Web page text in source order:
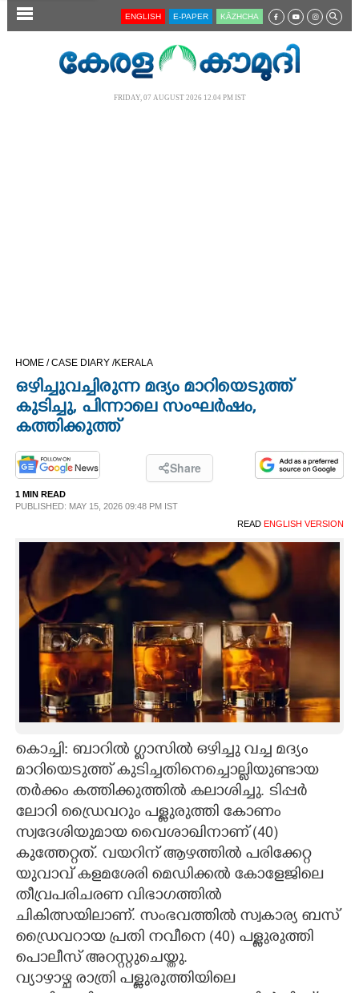
SECTIONS
OPINION
PHOTOS
LIFESTYLE
SPIRITUAL
INFO+
ART
ASTRO
CARTOONS
LITERATURE
ZOOM
CONTACT US
ENGLISH E-PAPER KĀZHCHA
FRIDAY, 07 AUGUST 2026 12.04 PM IST
HOME /CASE DIARY /KERALA
ഒഴിച്ചുവച്ചിരുന്ന മദ്യം മാറിയെടുത്ത്
കുടിച്ചു, പിന്നാലെ സംഘർഷം,
കത്തിക്കുത്ത്
Share
1 MIN READ
PUBLISHED: MAY 15, 2026 09:48 PM IST
READ ENGLISH VERSION
കൊച്ചി: ബാറിൽ ഗ്ലാസിൽ ഒഴിച്ചു വച്ച മദ്യം
മാറിയെടുത്ത് കുടിച്ചതിനെച്ചൊല്ലിയുണ്ടായ
തർക്കം കത്തിക്കുത്തിൽ കലാശിച്ചു. ടിപ്പർ
ലോറി ഡ്രൈവറും പള്ളുരുത്തി കോണം
സ്വദേശിയുമായ വൈശാഖിനാണ് (40)
കുത്തേറ്റത്. വയറിന് ആഴത്തിൽ പരിക്കേറ്റ
യുവാവ് കളമശേരി മെഡിക്കൽ കോളേജിലെ
തീവ്രപരിചരണ വിഭാഗത്തിൽ
ചികിത്സയിലാണ്. സംഭവത്തിൽ സ്വകാര്യ ബസ്
ഡ്രൈവറായ പ്രതി നവീനെ (40) പള്ളുരുത്തി
പൊലീസ് അറസ്റ്റുചെയ്തു.
വ്യാഴാഴ്ച രാത്രി പള്ളുരുത്തിയിലെ